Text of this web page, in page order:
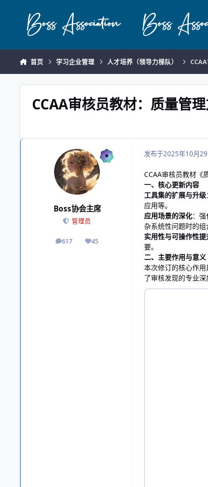
首页 学习企业管理 人才培养（领导力梯队）
CCAA审核员教材：质量管
Boss协会主席
管理员
617
帖子 45
声誉
发布于2025年10月29
CCAA审核员教材《
一、核心更新内容
工具集的扩展与升级
应用等。
应用场景的深化：
杂系统性问题时的组
实用性与可操作性提
要。
二、主要作用与意义
本次修订的核心作用
了审核发现的专业